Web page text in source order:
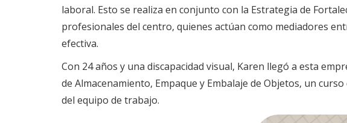
laboral. Esto se realiza en conjunto con la Estrategia de
profesionales del centro, quienes actúan como mediadores
efectiva.
Con 24 años y una discapacidad visual, Karen llegó a esta
de Almacenamiento, Empaque y Embalaje de Objetos, un
del equipo de trabajo.